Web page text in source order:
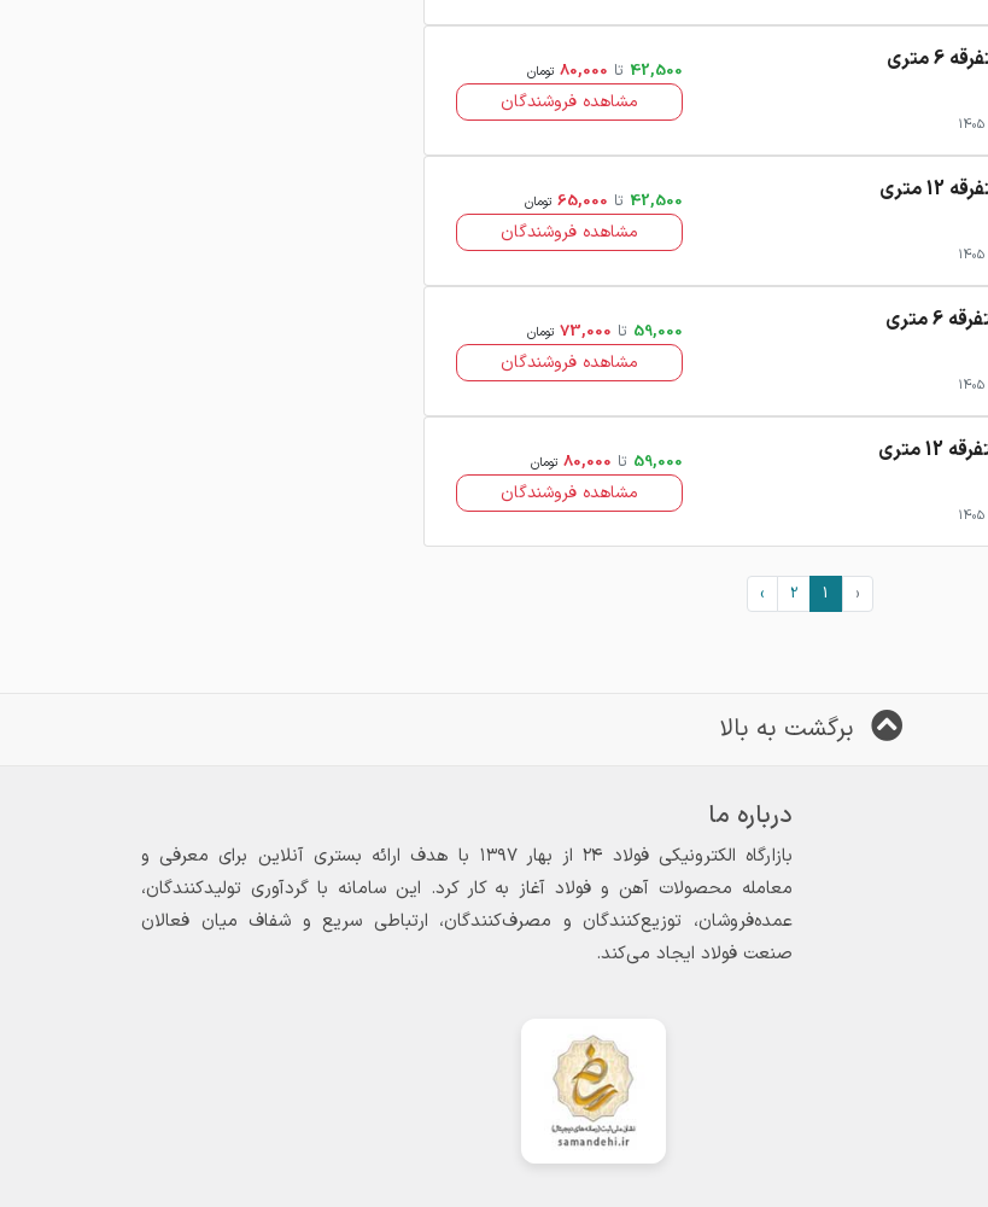
42,500 تا 80,000 تومان
مشاهده فروشندگان
42,500 تا 65,000 تومان
مشاهده فروشندگان
59,000 تا 73,000 تومان
مشاهده فروشندگان
59,000 تا 80,000 تومان
مشاهده فروشندگان
‹
1
2
›
برگشت به بالا
درباره ما
بازارگاه الکترونیکی فولاد ۲۴ از بهار ۱۳۹۷ با هدف ارائه بستری آنلاین برای معرفی و
معامله محصولات آهن و فولاد آغاز به کار کرد. این سامانه با گردآوری تولیدکنندگان،
عمده‌فروشان، توزیع‌کنندگان و مصرف‌کنندگان، ارتباطی سریع و شفاف میان فعالان
صنعت فولاد ایجاد می‌کند.